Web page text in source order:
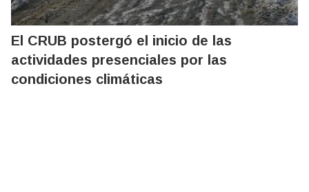
El CRUB postergó el inicio de las
actividades presenciales por las
condiciones climáticas